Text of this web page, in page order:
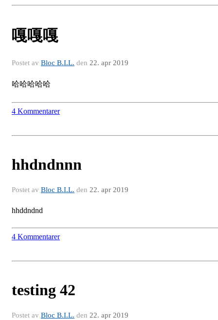
嘎嘎嘎
Postet av Bloc B.I.L. den 22. apr 2019
哈哈哈哈哈
4 Kommentarer
hhdndnnn
Postet av Bloc B.I.L. den 22. apr 2019
hhddndnd
4 Kommentarer
testing 42
Postet av Bloc B.I.L. den 22. apr 2019